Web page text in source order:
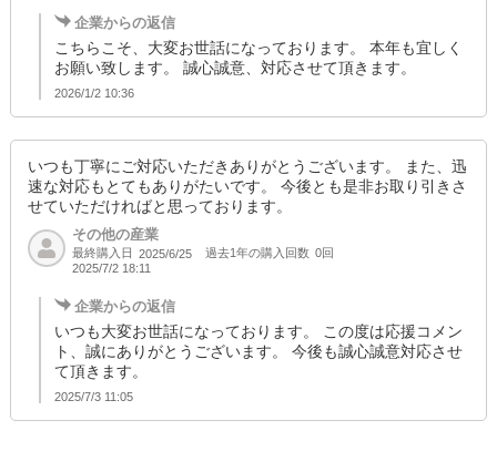
企業からの返信
こちらこそ、大変お世話になっております。 本年も宜しく
お願い致します。 誠心誠意、対応させて頂きます。
2026/1/2 10:36
いつも丁寧にご対応いただきありがとうございます。 また、迅
速な対応もとてもありがたいです。 今後とも是非お取り引きさ
せていただければと思っております。
その他の産業
最終購入日 2025/6/25 過去1年の購入回数 0回
2025/7/2 18:11
企業からの返信
いつも大変お世話になっております。 この度は応援コメン
ト、誠にありがとうございます。 今後も誠心誠意対応させ
て頂きます。
2025/7/3 11:05